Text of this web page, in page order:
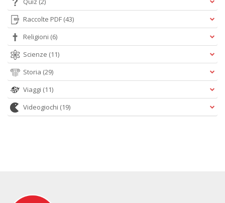
Raccolte PDF (43)
Religioni (6)
Scienze (11)
Storia (29)
Viaggi (11)
Videogiochi (19)